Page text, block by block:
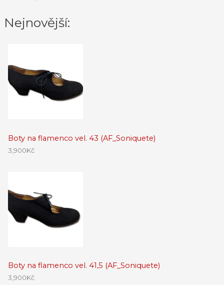
Nejnovější:
Boty na flamenco vel. 43 (AF_Soniquete)
3,900Kč
Boty na flamenco vel. 41,5 (AF_Soniquete)
3,900Kč